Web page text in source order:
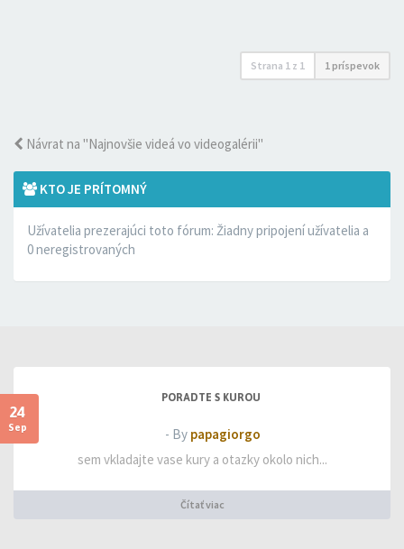
Strana 1 z 1 1 príspevok
Návrat na "Najnovšie videá vo videogalérii"
KTO JE PRÍTOMNÝ
Užívatelia prezerajúci toto fórum: Žiadny pripojení užívatelia a
0 neregistrovaných
24
Sep
PORADTE S KUROU
- By papagiorgo
sem vkladajte vase kury a otazky okolo nich...
Čítať viac